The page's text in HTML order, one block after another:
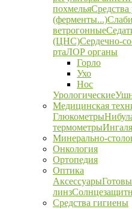
похмелья
(ферменты...)
ветрогонные
(ЦНС)Сердечно-
ртаЛОР органы
Горло
Ухо
Нос
Урологические
Медицинская
Глюкометры
термометры
Минерально-
Онкология
Ортопедия
Оптика
Аксессуары
линз
Средства гигиены